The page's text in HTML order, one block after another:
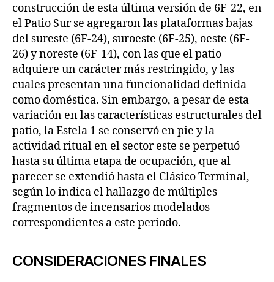
construcción de esta última versión de 6F-22, en
el Patio Sur se agregaron las plataformas bajas
del sureste (6F-24), suroeste (6F-25), oeste (6F-
26) y noreste (6F-14), con las que el patio
adquiere un carácter más restringido, y las
cuales presentan una funcionalidad definida
como doméstica. Sin embargo, a pesar de esta
variación en las características estructurales del
patio, la Estela 1 se conservó en pie y la
actividad ritual en el sector este se perpetuó
hasta su última etapa de ocupación, que al
parecer se extendió hasta el Clásico Terminal,
según lo indica el hallazgo de múltiples
fragmentos de incensarios modelados
correspondientes a este periodo.
CONSIDERACIONES FINALES